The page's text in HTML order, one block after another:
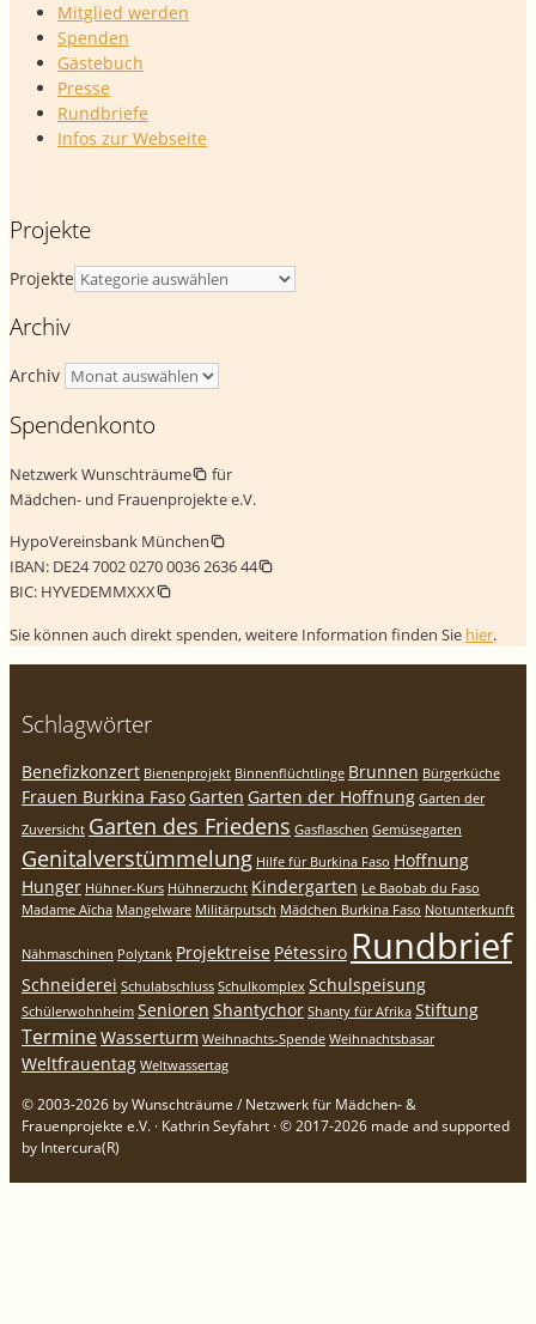
Mitglied werden
Spenden
Gästebuch
Presse
Rundbriefe
Infos zur Webseite
Projekte
Projekte
Archiv
Archiv
Spendenkonto
Netzwerk Wunschträume
für
Mädchen- und Frauenprojekte e.V.
HypoVereinsbank München
IBAN: DE24 7002 0270 0036 2636 44
BIC: HYVEDEMMXXX
Sie können auch direkt spenden, weitere Information finden Sie hier.
Schlagwörter
Benefizkonzert Bienenprojekt Binnenflüchtlinge Brunnen Bürgerküche
Frauen Burkina FasoGarten Garten der Hoffnung Garten der
Zuversicht Garten des Friedens Gasflaschen Gemüsegarten
Genitalverstümmelung Hilfe für Burkina Faso Hoffnung
Hunger Hühner-Kurs Hühnerzucht Kindergarten Le Baobab du Faso
Madame Aïcha Mangelware Militärputsch Mädchen Burkina Faso Notunterkunft
Nähmaschinen Polytank Projektreise Pétessiro Rundbrief
Schneiderei Schulabschluss Schulkomplex Schulspeisung
Schülerwohnheim Senioren Shantychor Shanty für Afrika Stiftung
TermineWasserturm Weihnachts-Spende Weihnachtsbasar
Weltfrauentag Weltwassertag
© 2003-2026 by Wunschträume / Netzwerk für Mädchen- &
Frauenprojekte e.V. · Kathrin Seyfahrt · © 2017-2026 made and supported
by Intercura(R)